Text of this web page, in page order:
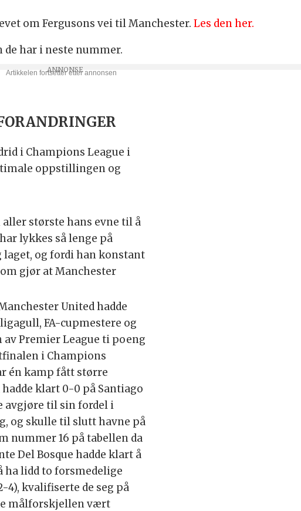
om Fergusons vei til Manchester. Les den her.
de har i neste nummer.
i Champions League i
oppstillingen og
største hans evne til å
lykkes så lenge på
og fordi han konstant
gjør at Manchester
United hadde
FA-cupmestere og
Premier League ti poeng
i Champions
én kamp fått større
klart 0-0 på Santiago
avgjøre til sin fordel i
og skulle til slutt havne på
nummer 16 på tabellen da
Del Bosque hadde klart å
ha lidd to forsmedelige
kvalifiserte de seg på
målforskjellen vært